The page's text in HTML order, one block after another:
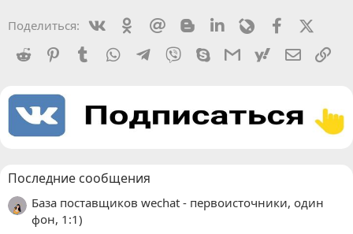
Поделиться: VkontakteOdnoklassniki
Mail.ru BloggerLinkedinLivejournalFacebook
Reddit
PinterestTumblr WhatsAppTelegram
Viber SkypeGmailyahoomail
Последние сообщения
База поставщиков wechat - первоисточники, один
фон, 1:1)